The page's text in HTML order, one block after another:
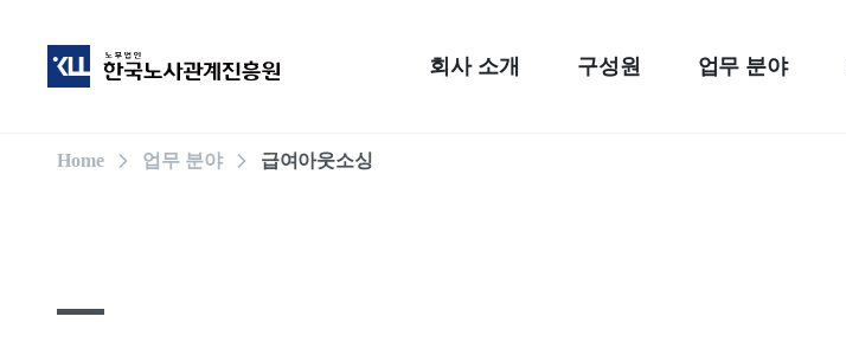
회사 소개 구성원 업무 분야
Home 업무 분야 급여아웃소싱